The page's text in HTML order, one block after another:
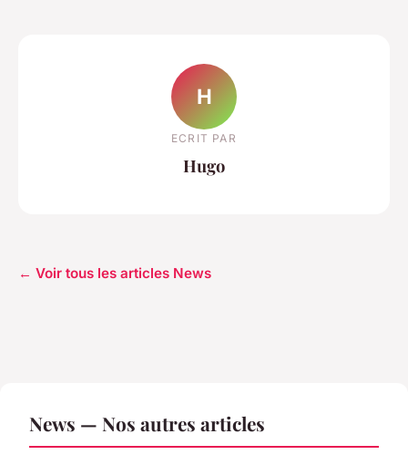
H
ECRIT PAR
Hugo
← Voir tous les articles News
News — Nos autres articles